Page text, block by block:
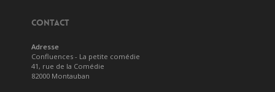
CONTACT
Adresse
Confluences - La petite comédie
41, rue de la Comédie
82000 Montauban